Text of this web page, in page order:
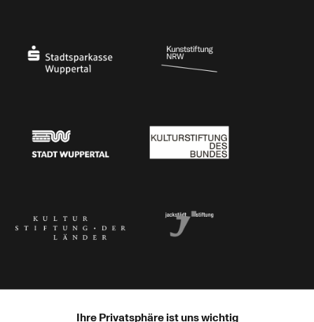
Ihre Privatsphäre ist uns wichtig